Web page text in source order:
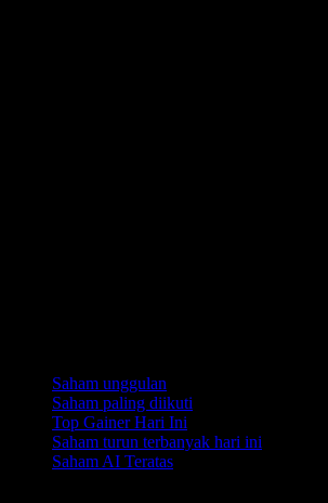
Saham unggulan
Saham paling diikuti
Top Gainer Hari Ini
Saham turun terbanyak hari ini
Saham AI Teratas